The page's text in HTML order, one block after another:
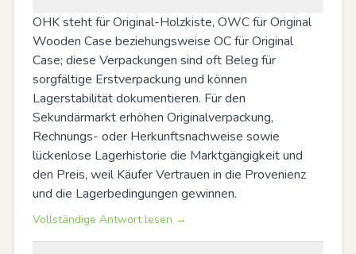
OHK steht für Original-Holzkiste, OWC für Original
Wooden Case beziehungsweise OC für Original
Case; diese Verpackungen sind oft Beleg für
sorgfältige Erstverpackung und können
Lagerstabilität dokumentieren. Für den
Sekundärmarkt erhöhen Originalverpackung,
Rechnungs- oder Herkunftsnachweise sowie
lückenlose Lagerhistorie die Marktgängigkeit und
den Preis, weil Käufer Vertrauen in die Provenienz
und die Lagerbedingungen gewinnen.
Vollständige Antwort lesen →